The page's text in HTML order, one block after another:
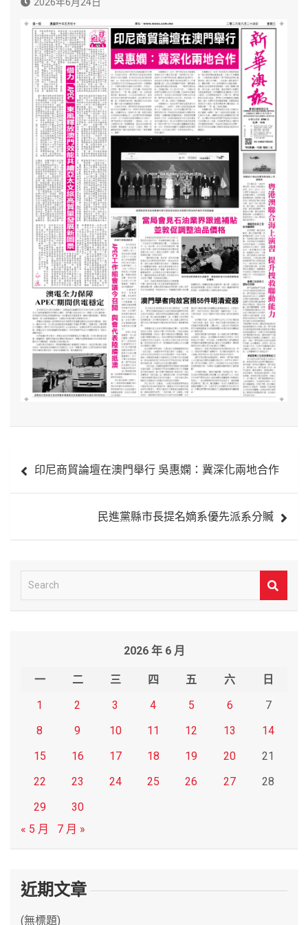
章
印尼商貿論壇在澳門舉行 吳惠嫻：冀深化兩地合作
民進黨縣市長提名嫡系優先派系分贓
e
2026 年 6 月
一 二 三 四 五 六
日
1
2 3 4 5 6
7
8
9 10 11 12 13
14
15
16 17 18 19 20
21
22
23 24 25 26 27
28
29
30
« 5 月
7 月 »
近期文章
(無標題)